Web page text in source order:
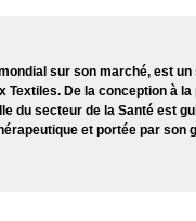
sur son marché, est
Textiles. De la conception à
du secteur de la Santé est
et portée par son